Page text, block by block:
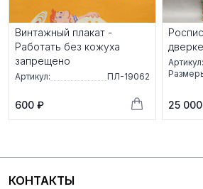
Винтажный плакат -
Работать без кожуха
запрещено
Артикул: ПЛ-19062
600 ₽
дверке
Артикул:
25
КОНТАКТЫ